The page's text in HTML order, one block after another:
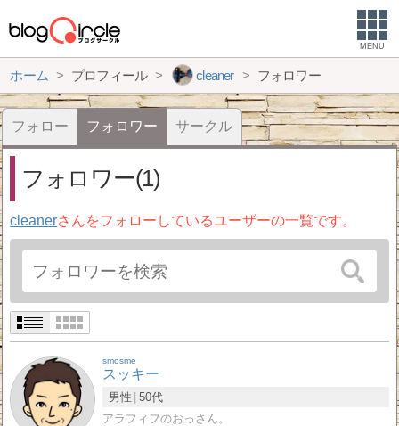
MENU
ホーム プロフィール cleaner フォロワー
フォロー フォロワー サークル
フォロワー(1)
cleanerさんをフォローしているユーザーの一覧です。
smosme
スッキー
男性 50代
アラフィフのおっさん。